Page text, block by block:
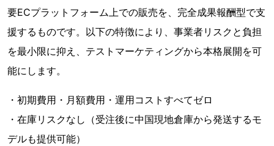
要ECプラットフォーム上での販売を、完全成果報酬型で支
援するものです。以下の特徴により、事業者リスクと負担
を最小限に抑え、テストマーケティングから本格展開を可
能にします。
・初期費用・月額費用・運用コストすべてゼロ
・在庫リスクなし（受注後に中国現地倉庫から発送するモ
デルも提供可能）